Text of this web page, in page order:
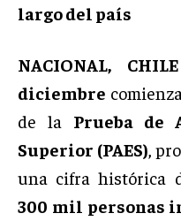
largo del país
NACIONAL,
diciembre
de la Prueba de
Superior (PAES) ,
una cifra histórica
300 mil personas